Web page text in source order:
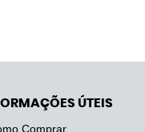
ÚTEIS
Comprar